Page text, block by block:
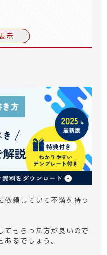
示
依頼していて不満を持っ
てもらった方が良いので
るでしょう。